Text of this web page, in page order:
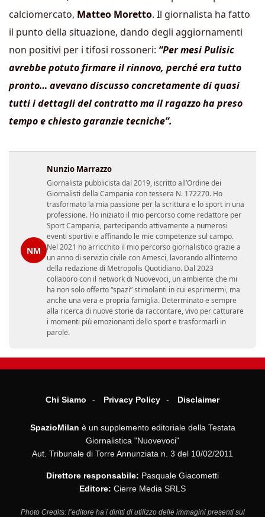
calciomercato, Matteo Moretto. Il giornalista ha fatto
il punto della situazione, dando degli aggiornamenti
non positivi per i tifosi rossoneri: “Per mesi Pulisic
avrebbe potuto firmare il rinnovo, perché era tutto
pronto… avevano discusso concretamente di quasi
tutti i dettagli del contratto ma il ragazzo ha preso
tempo e chiesto garanzie tecniche”.
NM
Nunzio Marrazzo
Giornalista pubblicista dal 2019, iscritto all’Ordine dei
Giornalisti della Campania con tessera N. 172270. Ho
trasformato la mia passione per la scrittura e lo sport in una
professione. Ho iniziato il mio percorso come redattore per
Sport Campania, partecipando attivamente a numerosi
eventi sportivi e affinando le mie competenze sul campo.
Nel 2021 ho arricchito il mio percorso giornalistico grazie a
un anno di servizio civile con Amesci, lavorando all’interno
della redazione di Metropolis Quotidiano. Dal 2023
collaboro con il network di Nuovevoci, un ambiente che mi
ha non solo offerto “spazi” stimolanti in cui esprimermi, ma
anche una vera e propria famiglia. Determinato e sempre
alla ricerca di nuove storie da raccontare, vivo per catturare
i momenti più emozionanti dello sport e trasformarli in
parole.
Chi Siamo Privacy Policy Disclaimer
SpazioMilan è un supplemento editoriale della Testata
Giornalistica "Nuovevoci"
Aut. Tribunale di Torre Annunziata n. 3 del 10/02/2011
Direttore responsabile: Pasquale Giacometti
Editore: Cierre Media SRLS
Photo Credits: l’editore ha i diritti di utilizzo delle immagini presenti sul